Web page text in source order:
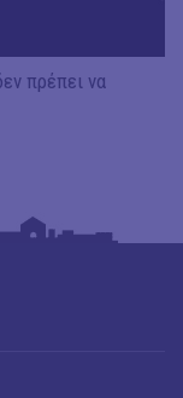
πρέπει να